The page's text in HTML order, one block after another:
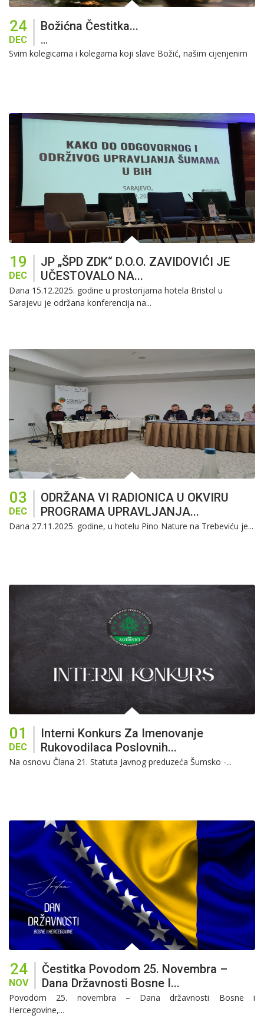
24
DEC
Božićna Čestitka...
Svim kolegicama i kolegama koji slave Božić, našim cijenjenim
...
19
DEC
JP „ŠPD ZDK“ D.o.o. ZAVIDOVIĆI JE
UČESTOVALO NA...
Dana 15.12.2025. godine u prostorijama hotela Bristol u
Sarajevu je održana konferencija na...
03
DEC
ODRŽANA VI RADIONICA U OKVIRU
PROGRAMA UPRAVLJANJA...
Dana 27.11.2025. godine, u hotelu Pino Nature na Trebeviću je...
01
DEC
Interni Konkurs Za Imenovanje
Rukovodilaca Poslovnih...
Na osnovu Člana 21. Statuta Javnog preduzeća Šumsko -...
24
NOV
Čestitka Povodom 25. Novembra –
Dana Državnosti Bosne I...
Povodom 25. novembra – Dana državnosti Bosne i
Hercegovine,...